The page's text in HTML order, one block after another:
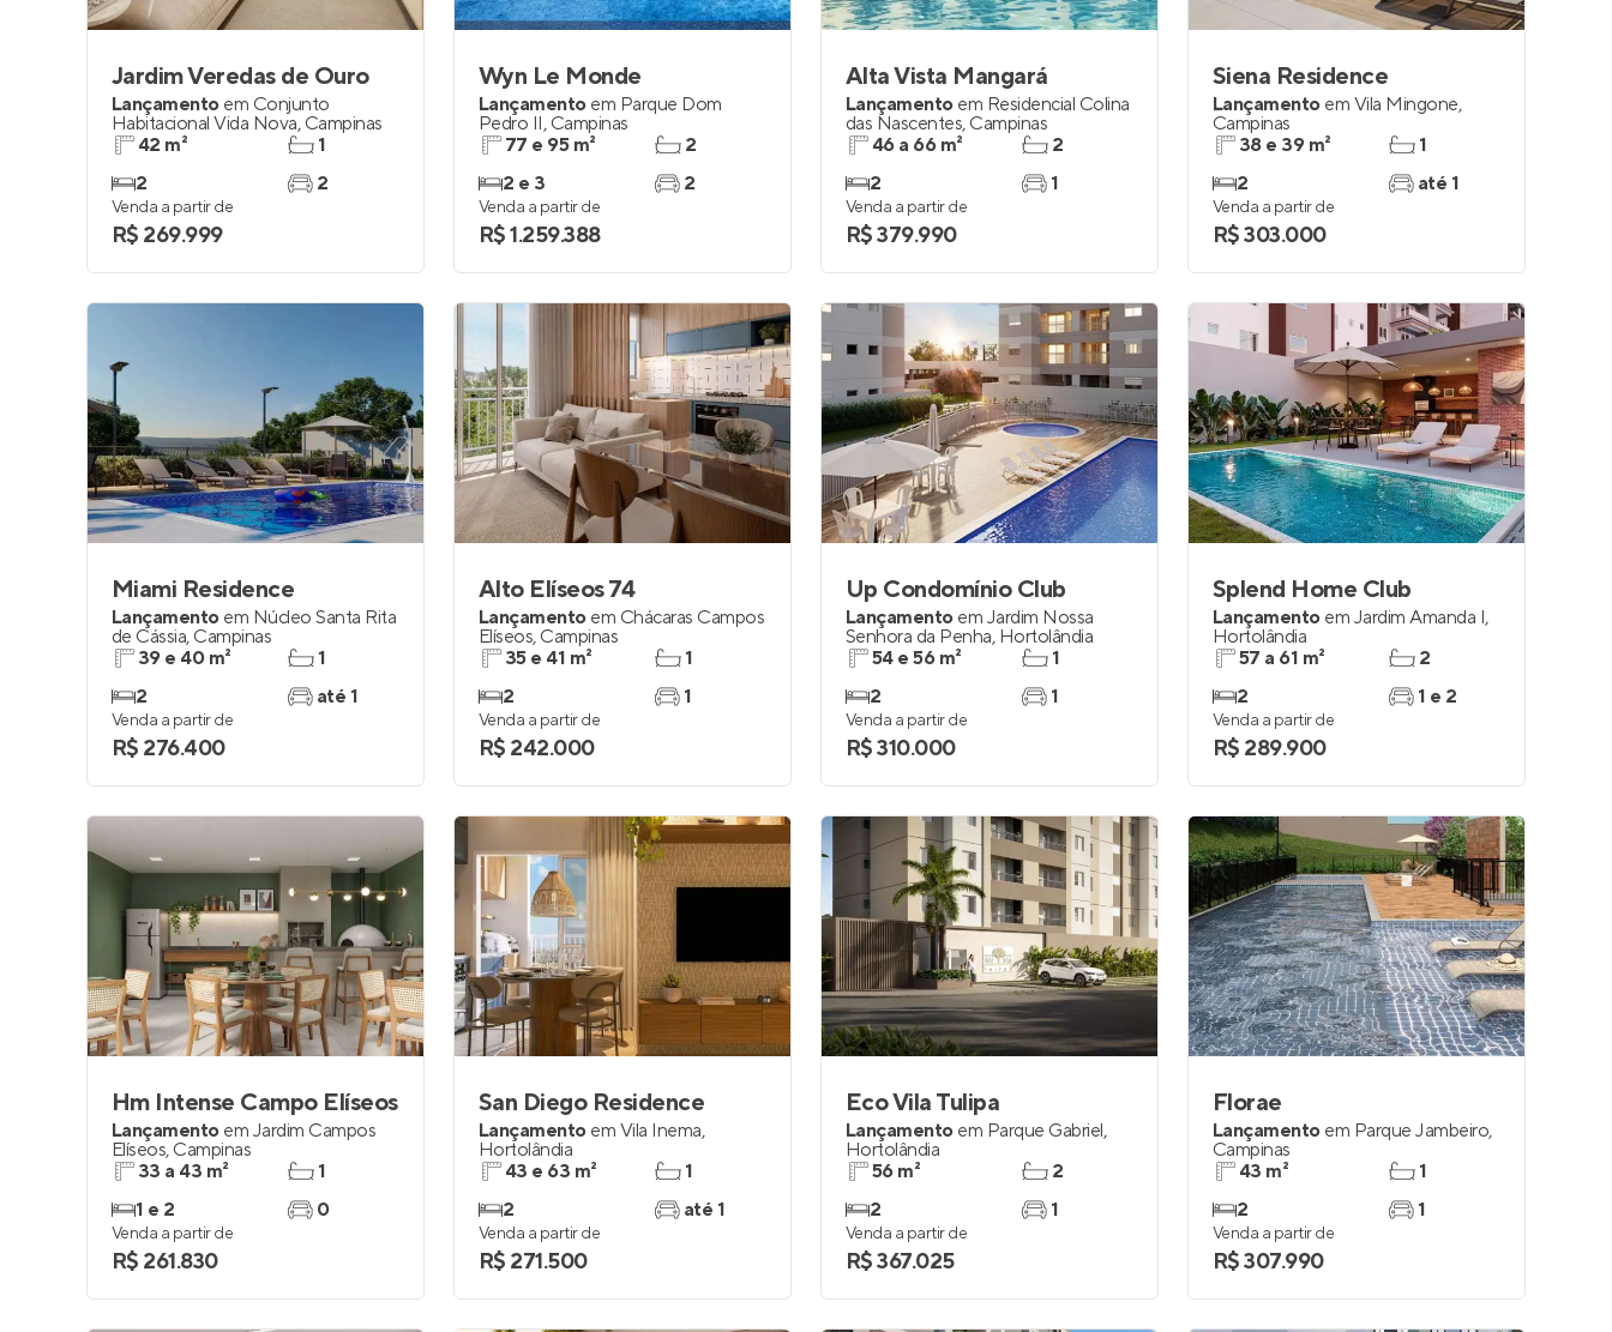
Jardim Veredas de Ouro
Lançamento em Conjunto
Habitacional Vida Nova, Campinas
42 m²
2
1
2
Venda a partir de
R$ 269.999
Wyn Le Monde
Lançamento em Parque Dom
Pedro II, Campinas
77 e 95 m²
2 e 3
2
2
Venda a partir de
R$ 1.259.388
Alta Vista Mangará
Lançamento em Residencial Colina
das Nascentes, Campinas
46 a 66 m²
2
2
1
Venda a partir de
R$ 379.990
Siena Residence
Lançamento em Vila Mingone,
Campinas
38 e 39 m²
2
1
até 1
Venda a partir de
R$ 303.000
Miami Residence
Lançamento em Núcleo Santa Rita
de Cássia, Campinas
39 e 40 m²
2
1
até 1
Venda a partir de
R$ 276.400
Alto Elíseos 74
Lançamento em Chácaras Campos
Elíseos, Campinas
35 e 41 m²
2
1
1
Venda a partir de
R$ 242.000
Up Condomínio Club
Lançamento em Jardim Nossa
Senhora da Penha, Hortolândia
54 e 56 m²
2
1
1
Venda a partir de
R$ 310.000
Splend Home Club
Lançamento em Jardim Amanda I,
Hortolândia
57 a 61 m²
2
2
1 e 2
Venda a partir de
R$ 289.900
Hm Intense Campo Elíseos
Lançamento em Jardim Campos
Elíseos, Campinas
33 a 43 m²
1 e 2
1
0
Venda a partir de
R$ 261.830
San Diego Residence
Lançamento em Vila Inema,
Hortolândia
43 e 63 m²
2
1
até 1
Venda a partir de
R$ 271.500
Eco Vila Tulipa
Lançamento em Parque Gabriel,
Hortolândia
56 m²
2
2
1
Venda a partir de
R$ 367.025
Florae
Lançamento em Parque Jambeiro,
Campinas
43 m²
2
1
1
Venda a partir de
R$ 307.990